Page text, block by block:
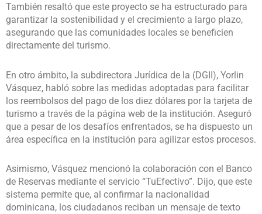
También resaltó que este proyecto se ha estructurado para
garantizar la sostenibilidad y el crecimiento a largo plazo,
asegurando que las comunidades locales se beneficien
directamente del turismo.
En otro ámbito, la subdirectora Jurídica de la (DGII), Yorlin
Vásquez, habló sobre las medidas adoptadas para facilitar
los reembolsos del pago de los diez dólares por la tarjeta de
turismo a través de la página web de la institución. Aseguró
que a pesar de los desafíos enfrentados, se ha dispuesto un
área específica en la institución para agilizar estos procesos.
Asimismo, Vásquez mencionó la colaboración con el Banco
de Reservas mediante el servicio “TuEfectivo”. Dijo, que este
sistema permite que, al confirmar la nacionalidad
dominicana, los ciudadanos reciban un mensaje de texto